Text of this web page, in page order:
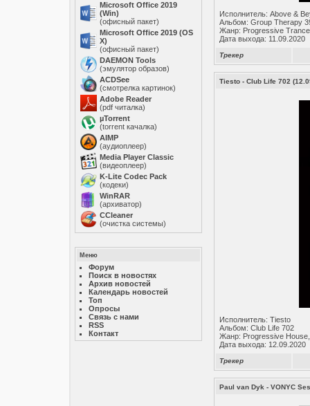
Microsoft Office 2019
(Win)
(офисный пакет)
Microsoft Office 2019 (OS
X)
(офисный пакет)
DAEMON Tools
(эмулятор образов)
ACDSee
(смотрелка картинок)
Adobe Reader
(pdf читалка)
µTorrent
(torrent качалка)
AIMP
(аудиоплеер)
Media Player Classic
(видеоплеер)
K-Lite Codec Pack
(кодеки)
WinRAR
(архиватор)
ССleaner
(очистка системы)
Меню
Форум
Поиск в новостях
Архив новостей
Календарь новостей
Топ
Опросы
Связь с нами
RSS
Контакт
Исполнитель: Above &
Альбом: Group Therapy
Жанр: Progressive
Дата выхода: 11.09.2020
Трекер
Tiesto - Club Life 702
Исполнитель: Tiesto
Альбом: Club Life 702
Жанр: Progressive
Дата выхода: 12.09.2020
Трекер
Paul van Dyk - VONYC